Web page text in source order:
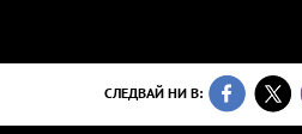
СЛЕДВАЙ НИ В: